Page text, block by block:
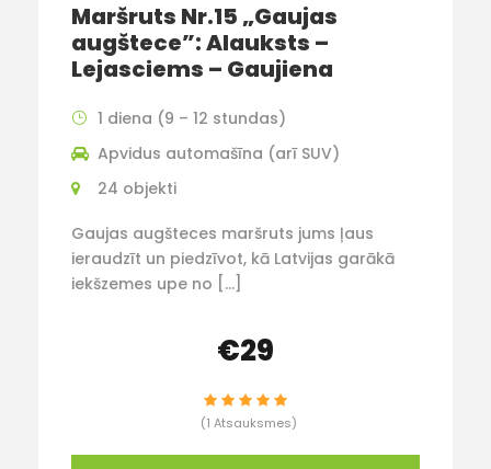
Maršruts Nr.15 „Gaujas
augštece”: Alauksts –
Lejasciems – Gaujiena
1 diena (9 – 12 stundas)
Apvidus automašīna (arī SUV)
24 objekti
Gaujas augšteces maršruts jums ļaus
ieraudzīt un piedzīvot, kā Latvijas garākā
iekšzemes upe no […]
€29
(1 Atsauksmes)